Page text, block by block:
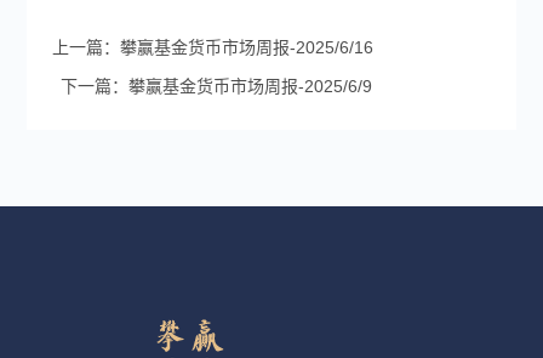
上一篇：攀赢基金货币市场周报-2025/6/16
下一篇：攀赢基金货币市场周报-2025/6/9